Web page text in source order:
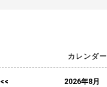
カレンダー
<<
2026年8月